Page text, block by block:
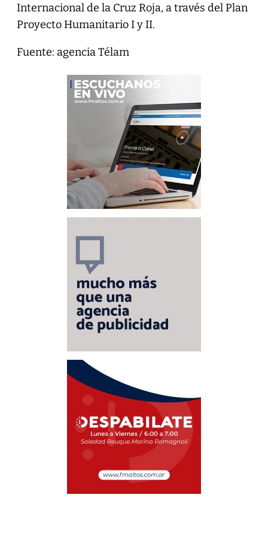
Internacional de la Cruz Roja, a través del Plan
Proyecto Humanitario I y II.
Fuente: agencia Télam